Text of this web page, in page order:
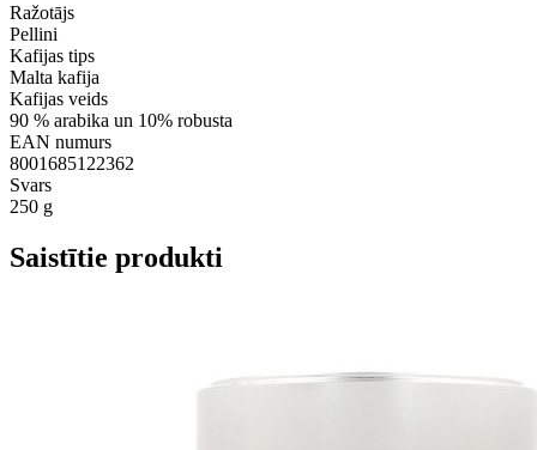
Ražotājs
Pellini
Kafijas tips
Malta kafija
Kafijas veids
90 % arabika un 10% robusta
EAN numurs
8001685122362
Svars
250 g
Saistītie produkti